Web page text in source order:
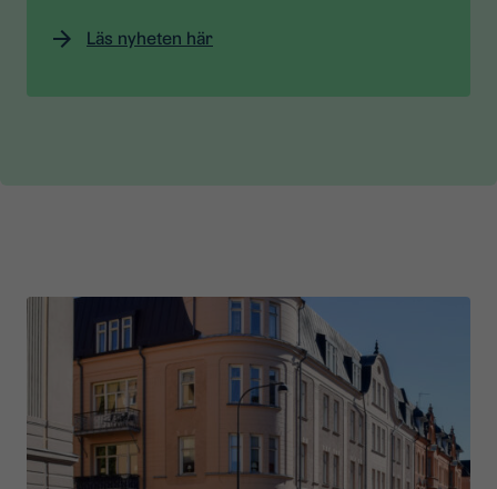
Läs nyheten här